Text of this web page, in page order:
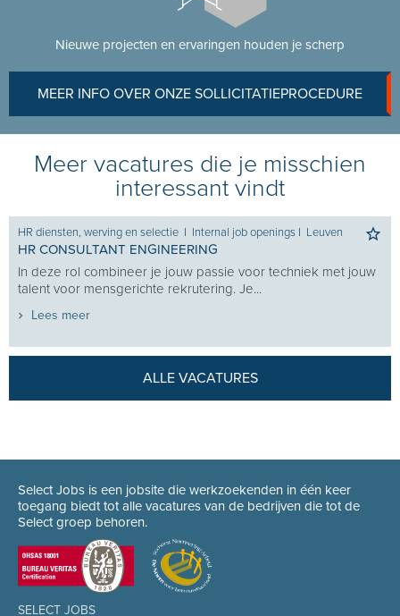
Nieuwe projecten en ervaringen houden je scherp
MEER INFO OVER ONZE SOLLICITATIEPROCEDURE
Meer vacatures die je misschien
interessant vindt
HR diensten, werving en selectie I Internal job openings I Leuven
HR CONSULTANT ENGINEERING
In deze rol combineer je jouw passie voor techniek met jouw
talent voor mensgerichte rekrutering. Je...
Lees meer
ALLE VACATURES
Select Jobs is een jobsite die werkzoekenden in één keer
toegang biedt tot alle vacatures van de bedrijven die tot de
Select groep behoren.
SELECT JOBS